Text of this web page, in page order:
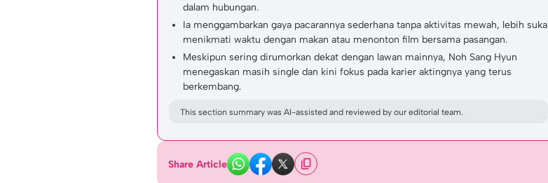
dalam hubungan.
Ia menggambarkan gaya pacarannya sederhana tanpa aktivitas mewah, lebih suka
menikmati waktu dengan makan atau menonton film bersama pasangan.
Meskipun sering dirumorkan dekat dengan lawan mainnya, Noh Sang Hyun
menegaskan masih single dan kini fokus pada karier aktingnya yang terus
berkembang.
This section summary was AI-assisted and reviewed by our editorial team.
Share Article